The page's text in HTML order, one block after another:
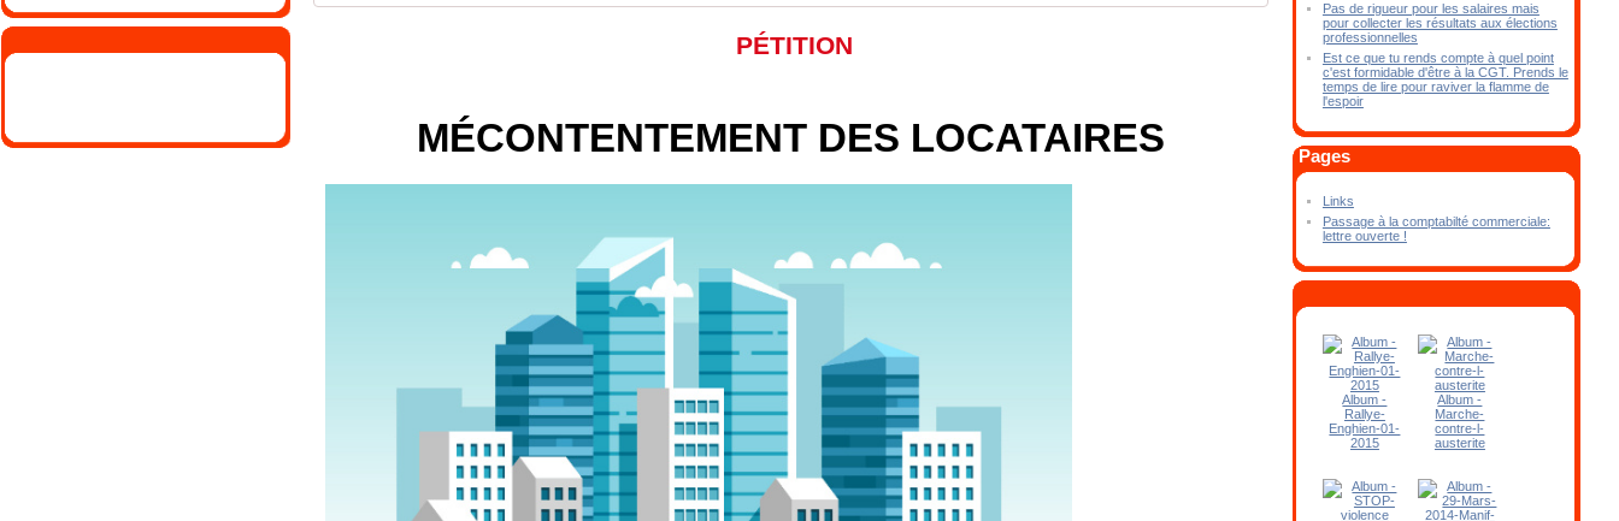
PÉTITION
MÉCONTENTEMENT DES LOCATAIRES
Pas de rigueur pour les salaires mais
pour collecter les résultats aux élections
professionnelles
Est ce que tu rends compte à quel point
c'est formidable d'être à la CGT. Prends le
temps de lire pour raviver la flamme de
l'espoir
Pages
Links
Passage à la comptabilté commerciale:
lettre ouverte !
Album -
Rallye-
Enghien-01-
2015
Album -
Marche-
contre-l-
austerite